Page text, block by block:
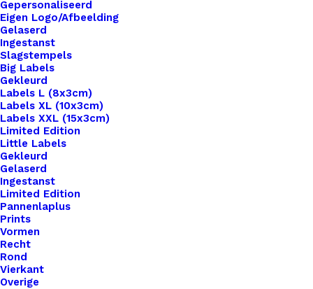
Gepersonaliseerd
Eigen Logo/Afbeelding
Gelaserd
Ingestanst
Slagstempels
Big Labels
Gekleurd
Labels L (8x3cm)
Labels XL (10x3cm)
Labels XXL (15x3cm)
Limited Edition
Little Labels
Gekleurd
Gelaserd
Ingestanst
Limited Edition
Pannenlaplus
Prints
Vormen
Recht
Rond
Vierkant
Overige
Home
Benodigdheden
Applicatie Nederlandse Vlag Ca. 7×4,7cm
Applicatie
Nederlandse Vlag Ca.
7×4,7cm
€2,50